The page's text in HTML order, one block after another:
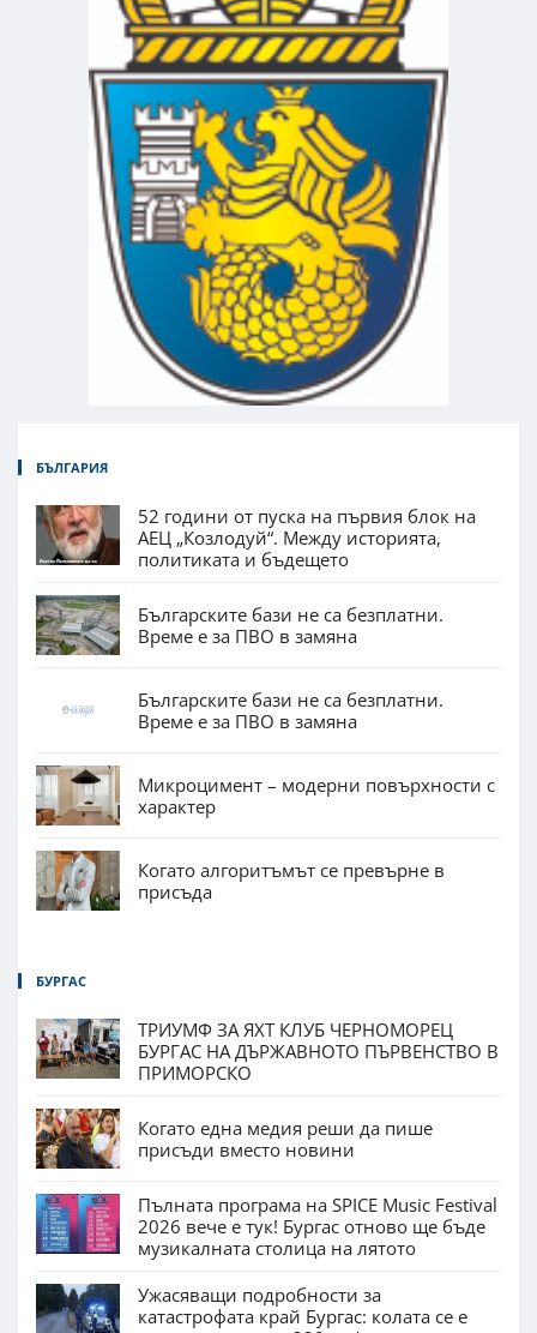
БЪЛГАРИЯ
52 години от пуска на първия блок на
АЕЦ „Козлодуй“. Между историята,
политиката и бъдещето
Българските бази не са безплатни.
Време е за ПВО в замяна
Българските бази не са безплатни.
Време е за ПВО в замяна
Микроцимент – модерни повърхности с
характер
Когато алгоритъмът се превърне в
присъда
БУРГАС
ТРИУМФ ЗА ЯХТ КЛУБ ЧЕРНОМОРЕЦ
БУРГАС НА ДЪРЖАВНОТО ПЪРВЕНСТВО В
ПРИМОРСКО
Когато една медия реши да пише
присъди вместо новини
Пълната програма на SPICE Music Festival
2026 вече е тук! Бургас отново ще бъде
музикалната столица на лятото
Ужасяващи подробности за
катастрофата край Бургас: колата се е